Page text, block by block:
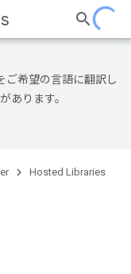
ご希望の言語に翻訳し
あります。
Hosted Libraries